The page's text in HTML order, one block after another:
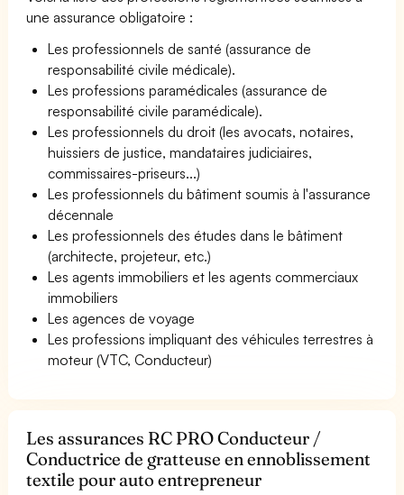
une assurance obligatoire :
Les professionnels de santé (assurance de
responsabilité civile médicale).
Les professions paramédicales (assurance de
responsabilité civile paramédicale).
Les professionnels du droit (les avocats, notaires,
huissiers de justice, mandataires judiciaires,
commissaires-priseurs...)
Les professionnels du bâtiment soumis à l'assurance
décennale
Les professionnels des études dans le bâtiment
(architecte, projeteur, etc.)
Les agents immobiliers et les agents commerciaux
immobiliers
Les agences de voyage
Les professions impliquant des véhicules terrestres à
moteur (VTC, Conducteur)
Les assurances RC PRO Conducteur /
Conductrice de gratteuse en ennoblissement
textile pour auto entrepreneur